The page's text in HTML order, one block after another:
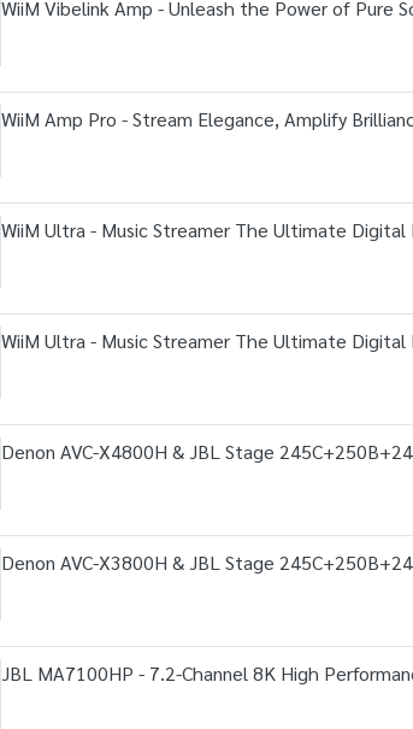
WiiM Vibelink Amp - Unleash the Power of Pure
WiiM Amp Pro - Stream Elegance, Amplify
WiiM Ultra - Music Streamer The Ultimate
WiiM Ultra - Music Streamer The Ultimate
Denon AVC-X4800H & JBL Stage
Denon AVC-X3800H & JBL Stage
JBL MA7100HP - 7.2-Channel 8K High